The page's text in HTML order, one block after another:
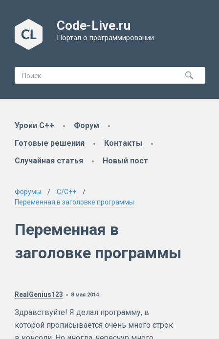
Code-Live.ru
Портал о программировании
Уроки C++
Форум
Готовые решения
Контакты
Случайная статья
Новый пост
Форумы
C/C++
Переменная в заголовке программы
Переменная в
заголовке программы
RealGenius123 8 мая 2014
Здравствуйте! Я делал программу, в
которой прописывается очень много строк